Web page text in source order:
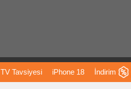
TV Tavsiyesi iPhone 18 İndirim